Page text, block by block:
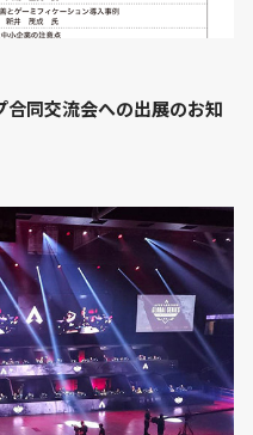
同交流会への出展のお知